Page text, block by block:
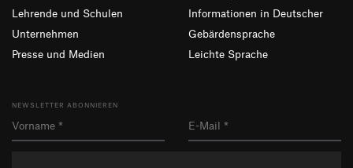
Lehrende und Schulen
Unternehmen
Presse und Medien
Informationen in Deutscher
Gebärdensprache
Leichte Sprache
NEWSLETTER ABONNIEREN